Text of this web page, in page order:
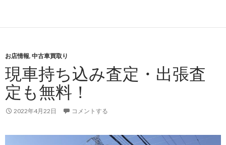
買
取
り
実
ト
お店情報, 中古車買取り
現車持ち込み査定・出張査
定も無料！
2022年4月22日 コメントする